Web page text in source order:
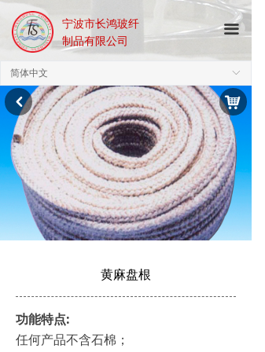
宁波市长鸿玻纤
制品有限公司
끀
ꀅ
简体中文
黄麻盘根
功能特点:
任何产品不含石棉；
낙
낒